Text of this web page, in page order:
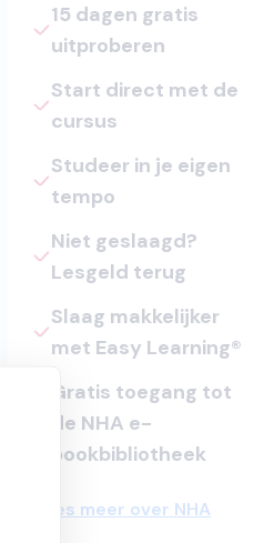
15 dagen gratis
uitproberen
Start direct met de
cursus
Studeer in je eigen
tempo
Niet geslaagd?
Lesgeld terug
Slaag makkelijker
met Easy Learning®
Gratis toegang tot
de NHA e-
bookbibliotheek
Lees meer over NHA